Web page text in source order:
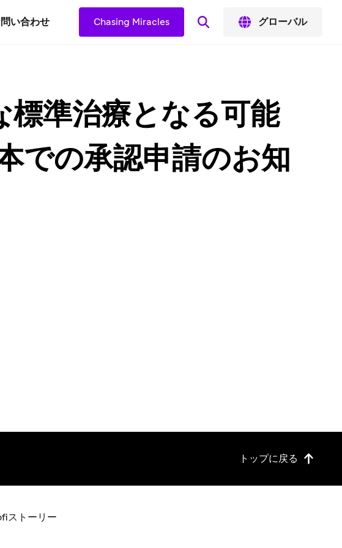
い合わせ Chasing Miracles グローバル
標準治療となる可能
での承認申請のお知
トップに戻る
ストーリー